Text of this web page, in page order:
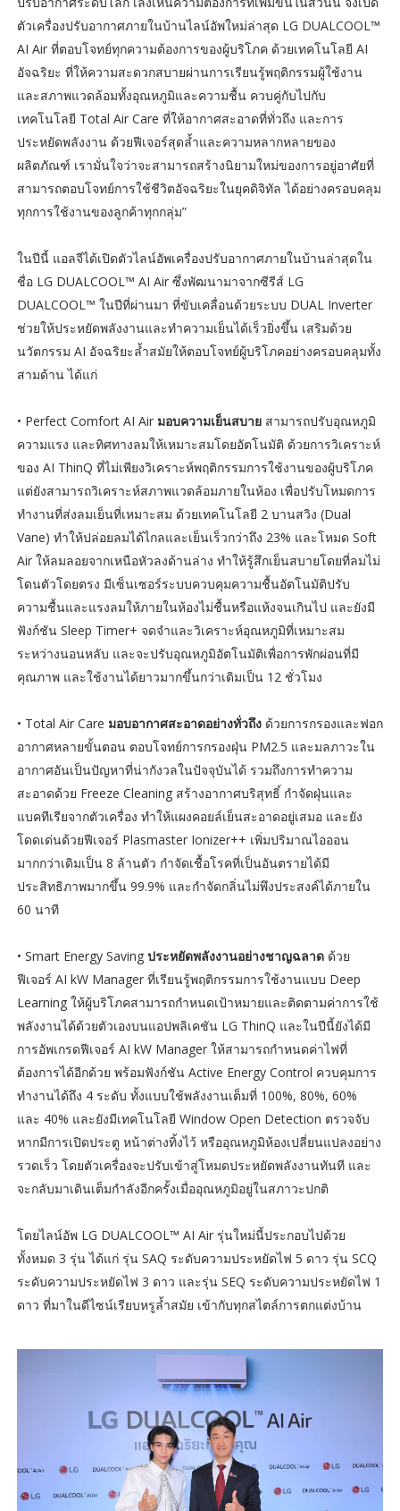
ตัวเครื่องปรับอากาศภายในบ้านไลน์อัพใหม่ล่าสุด LG DUALCOOL™
AI Air ที่ตอบโจทย์ทุกความต้องการของผู้บริโภค ด้วยเทคโนโลยี AI
อัจฉริยะ ที่ให้ความสะดวกสบายผ่านการเรียนรู้พฤติกรรมผู้ใช้งาน
และสภาพแวดล้อมทั้งอุณหภูมิและความชื้น ควบคู่กับไปกับ
เทคโนโลยี Total Air Care ที่ให้อากาศสะอาดที่ทั่วถึง และการ
ประหยัดพลังงาน ด้วยฟีเจอร์สุดล้ำและความหลากหลายของ
ผลิตภัณฑ์ เรามั่นใจว่าจะสามารถสร้างนิยามใหม่ของการอยู่อาศัยที่
สามารถตอบโจทย์การใช้ชีวิตอัจฉริยะในยุคดิจิทัล ได้อย่างครอบคลุม
ทุกการใช้งานของลูกค้าทุกกลุ่ม”
ในปีนี้ แอลจีได้เปิดตัวไลน์อัพเครื่องปรับอากาศภายในบ้านล่าสุดใน
ชื่อ LG DUALCOOL™ AI Air ซึ่งพัฒนามาจากซีรีส์ LG
DUALCOOL™ ในปีที่ผ่านมา ที่ขับเคลื่อนด้วยระบบ DUAL Inverter
ช่วยให้ประหยัดพลังงานและทำความเย็นได้เร็วยิ่งขึ้น เสริมด้วย
นวัตกรรม AI อัจฉริยะล้ำสมัยให้ตอบโจทย์ผู้บริโภคอย่างครอบคลุมทั้ง
สามด้าน ได้แก่
• Perfect Comfort AI Air มอบความเย็นสบายสามารถปรับอุณหภูมิ
ความแรง และทิศทางลมให้เหมาะสมโดยอัตโนมัติ ด้วยการวิเคราะห์
ของ AI ThinQ ที่ไม่เพียงวิเคราะห์พฤติกรรมการใช้งานของผู้บริโภค
แต่ยังสามารถวิเคราะห์สภาพแวดล้อมภายในห้อง เพื่อปรับโหมดการ
ทำงานที่ส่งลมเย็นที่เหมาะสม ด้วยเทคโนโลยี 2 บานสวิง (Dual
Vane) ทำให้ปล่อยลมได้ไกลและเย็นเร็วกว่าถึง 23% และโหมด Soft
Air ให้ลมลอยจากเหนือหัวลงด้านล่าง ทำให้รู้สึกเย็นสบายโดยที่ลมไม่
โดนตัวโดยตรง มีเซ็นเซอร์ระบบควบคุมความชื้นอัตโนมัติปรับ
ความชื้นและแรงลมให้ภายในห้องไม่ชื้นหรือแห้งจนเกินไป และยังมี
ฟังก์ชัน Sleep Timer+ จดจำและวิเคราะห์อุณหภูมิที่เหมาะสม
ระหว่างนอนหลับ และจะปรับอุณหภูมิอัตโนมัติเพื่อการพักผ่อนที่มี
คุณภาพ และใช้งานได้ยาวมากขึ้นกว่าเดิมเป็น 12 ชั่วโมง
• Total Air Care มอบอากาศสะอาดอย่างทั่วถึงด้วยการกรองและฟอก
อากาศหลายขั้นตอน ตอบโจทย์การกรองฝุ่น PM2.5 และมลภาวะใน
อากาศอันเป็นปัญหาที่น่ากังวลในปัจจุบันได้ รวมถึงการทำความ
สะอาดด้วย Freeze Cleaning สร้างอากาศบริสุทธิ์ กำจัดฝุ่นและ
แบคทีเรียจากตัวเครื่อง ทำให้แผงคอยล์เย็นสะอาดอยู่เสมอ และยัง
โดดเด่นด้วยฟีเจอร์ Plasmaster Ionizer++ เพิ่มปริมาณไอออน
มากกว่าเดิมเป็น 8 ล้านตัว กำจัดเชื้อโรคที่เป็นอันตรายได้มี
ประสิทธิภาพมากขึ้น 99.9% และกำจัดกลิ่นไม่พึงประสงค์ได้ภายใน
60 นาที
• Smart Energy Saving ประหยัดพลังงานอย่างชาญฉลาด ด้วย
ฟีเจอร์ AI kW Manager ที่เรียนรู้พฤติกรรมการใช้งานแบบ Deep
Learning ให้ผู้บริโภคสามารถกำหนดเป้าหมายและติดตามค่าการใช้
พลังงานได้ด้วยตัวเองบนแอปพลิเคชัน LG ThinQ และในปีนี้ยังได้มี
การอัพเกรดฟีเจอร์ AI kW Manager ให้สามารถกำหนดค่าไฟที่
ต้องการได้อีกด้วย พร้อมฟังก์ชัน Active Energy Control ควบคุมการ
ทำงานได้ถึง 4 ระดับ ทั้งแบบใช้พลังงานเต็มที่ 100%, 80%, 60%
และ 40% และยังมีเทคโนโลยี Window Open Detection ตรวจจับ
หากมีการเปิดประตู หน้าต่างทิ้งไว้ หรืออุณหภูมิห้องเปลี่ยนแปลงอย่าง
รวดเร็ว โดยตัวเครื่องจะปรับเข้าสู่โหมดประหยัดพลังงานทันที และ
จะกลับมาเดินเต็มกำลังอีกครั้งเมื่ออุณหภูมิอยู่ในสภาวะปกติ
โดยไลน์อัพ LG DUALCOOL™ AI Air รุ่นใหม่นี้ประกอบไปด้วย
ทั้งหมด 3 รุ่น ได้แก่ รุ่น SAQ ระดับความประหยัดไฟ 5 ดาว รุ่น SCQ
ระดับความประหยัดไฟ 3 ดาว และรุ่น SEQ ระดับความประหยัดไฟ 1
ดาว ที่มาในดีไซน์เรียบหรูล้ำสมัย เข้ากับทุกสไตล์การตกแต่งบ้าน